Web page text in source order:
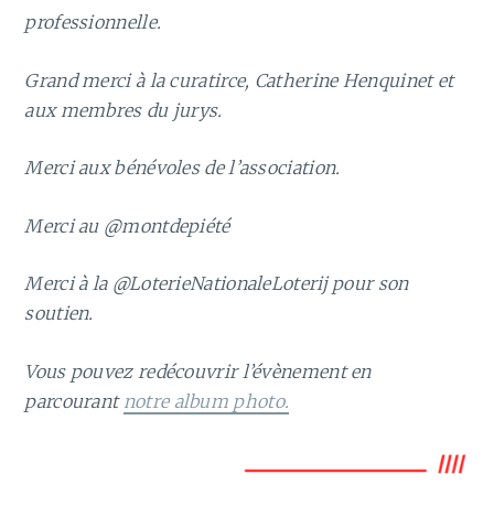
professionnelle.
Grand merci à la curatirce, Catherine Henquinet et
aux membres du jurys.
Merci aux bénévoles de l’association.
Merci au @montdepiété
Merci à la @LoterieNationaleLoterij pour son
soutien.
Vous pouvez redécouvrir l’évènement en
parcourant notre album photo.